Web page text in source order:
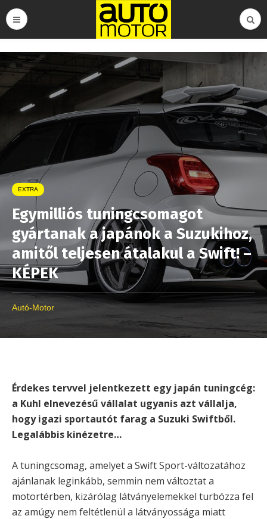
EXTRA
Egymilliós tuningcsomagot
gyártanak a japánok a Suzukihoz,
amitől teljesen átalakul a Swift! –
KÉPEK
Autó-Motor
Érdekes tervvel jelentkezett egy japán tuningcég:
a Kuhl elnevezésű vállalat ugyanis azt vállalja,
hogy igazi sportautót farag a Suzuki Swiftből.
Legalábbis kinézetre…
A tuningcsomag, amelyet a Swift Sport-változatához
ajánlanak leginkább, semmin nem változtat a
motortérben, kizárólag látványelemekkel turbózza fel
az amúgy nem feltétlenül a látványossága miatt